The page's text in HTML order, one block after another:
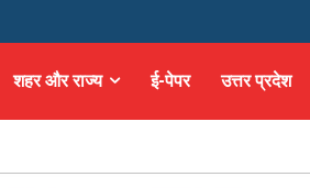
शहर और राज्य ई-पेपर उत्तर प्रदेश